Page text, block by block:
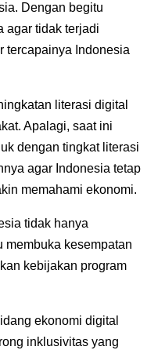
Dengan begitu
agar tidak terjadi
tercapainya Indonesia
literasi digital
Apalagi, saat ini
dengan tingkat literasi
agar Indonesia tetap
memahami ekonomi.
tidak hanya
membuka kesempatan
kebijakan program
ekonomi digital
inklusivitas yang